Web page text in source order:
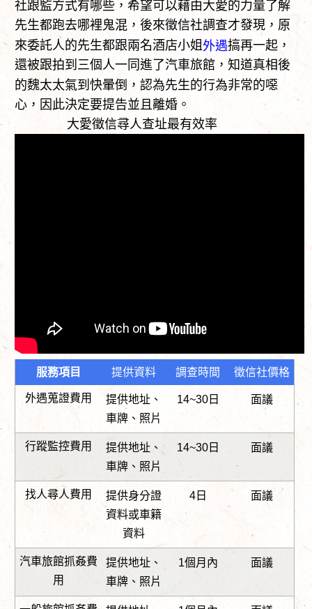
社跟監方式有哪些，希望可以藉由大愛的力量了解
先生都跑去哪裡鬼混，後來徵信社調查才發現，原
來委託人的先生都跟兩名酒店小姐外遇搞再一起，
還被跟拍到三個人一同進了汽車旅館，知道真相後
的魏太太氣到快暈倒，認為先生的行為非常的噁
心，因此決定要提告並且離婚。
大愛徵信尋人查址最有效率
服務項目
外遇蒐證費用
提供資料
提供地址、
車牌、照片
調查時間
14~30日
徵信社價格
面議
行蹤監控費用
提供地址、
車牌、照片
14~30日 面議
找人尋人費用
提供身分證
資料或車籍
資料
4日 面議
汽車旅館抓姦費
用
提供地址、
車牌、照片
1個月內 面議